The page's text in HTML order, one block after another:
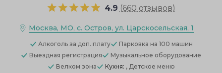
4.9 (660 отзывов)
Москва, МО, с. Остров, ул. Царскосельская, 1
Алкоголь за доп. плату Парковка на 100 машин
Выездная регистрация
Музыкальное оборудование
Велком зона
Кухня: , Детское меню